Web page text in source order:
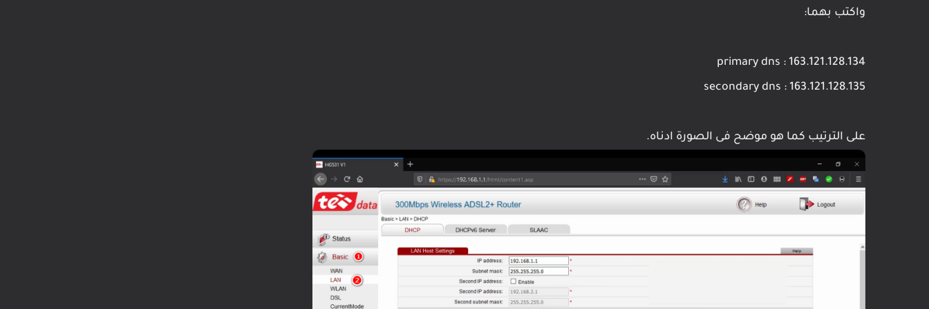
واكتب بهما:
primary dns : 163.121.128.134
secondary dns : 163.121.128.135
على الترتيب كما هو موضح فى الصورة ادناه.